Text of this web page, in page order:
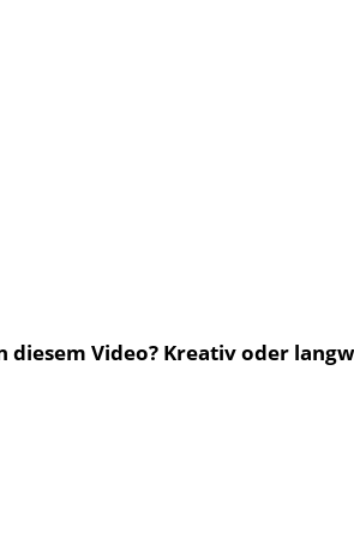
diesem Video? Kreativ oder